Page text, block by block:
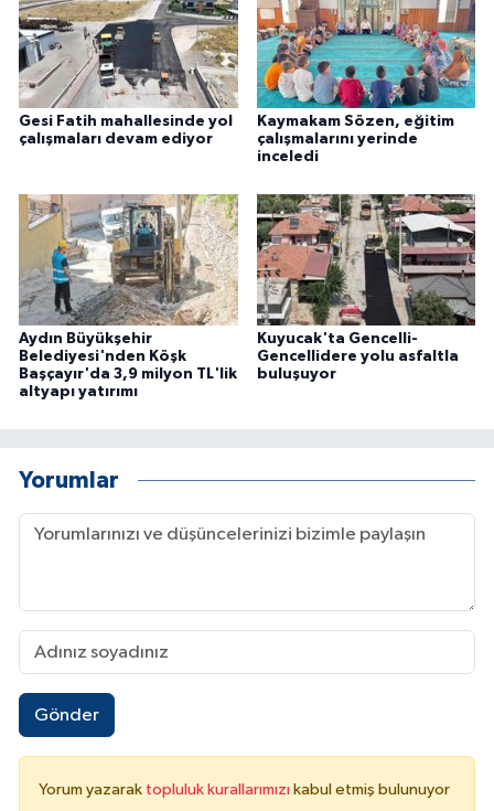
Gesi Fatih mahallesinde yol
çalışmaları devam ediyor
Kaymakam Sözen, eğitim
çalışmalarını yerinde
inceledi
Aydın Büyükşehir
Belediyesi'nden Köşk
Başçayır'da 3,9 milyon TL'lik
altyapı yatırımı
Kuyucak'ta Gencelli-
Gencellidere yolu asfaltla
buluşuyor
Yorumlar
Gönder
Yorum yazarak topluluk kurallarımızı kabul etmiş bulunuyor